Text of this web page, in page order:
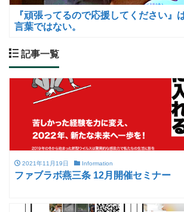
『頑張ってるので応援してください』
言葉ではない。
記事一覧
2021年11月19日 Information
ファブラボ燕三条 12月開催セミナー